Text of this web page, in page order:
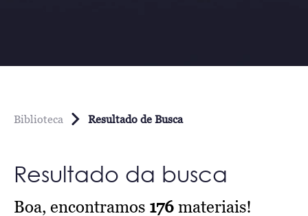
Biblioteca Resultado de Busca
Resultado da busca
Boa, encontramos 176 materiais!